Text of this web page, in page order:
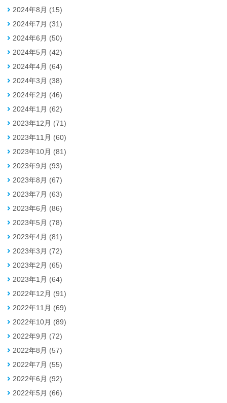
2024年8月 (15)
2024年7月 (31)
2024年6月 (50)
2024年5月 (42)
2024年4月 (64)
2024年3月 (38)
2024年2月 (46)
2024年1月 (62)
2023年12月 (71)
2023年11月 (60)
2023年10月 (81)
2023年9月 (93)
2023年8月 (67)
2023年7月 (63)
2023年6月 (86)
2023年5月 (78)
2023年4月 (81)
2023年3月 (72)
2023年2月 (65)
2023年1月 (64)
2022年12月 (91)
2022年11月 (69)
2022年10月 (89)
2022年9月 (72)
2022年8月 (57)
2022年7月 (55)
2022年6月 (92)
2022年5月 (66)